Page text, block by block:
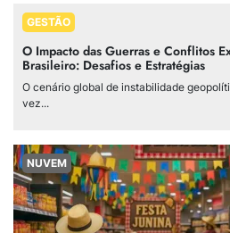
GESTÃO
O Impacto das Guerras e Conflitos
Brasileiro: Desafios e Estratégias
O cenário global de instabilidade
vez...
NUVEM